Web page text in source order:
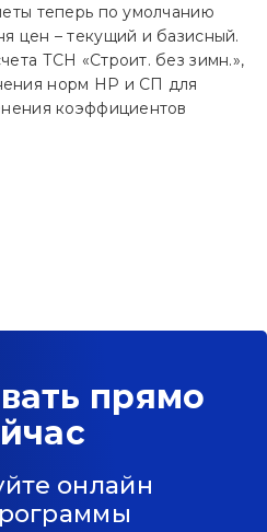
теперь по умолчанию
цен – текущий и базисный.
ТСН «Строит. без зимн.»,
норм НР и СП для
коэффициентов
прямо
онлайн